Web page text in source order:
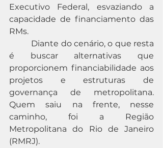
Executivo Federal, esvaziando a
capacidade de financiamento das
RMs.
é buscar alternativas que
proporcionem financiabilidade aos
projetos e estruturas de
governança de metropolitana.
Quem saiu na frente, nesse
caminho, foi a Região
Metropolitana do Rio de Janeiro
(RMRJ).